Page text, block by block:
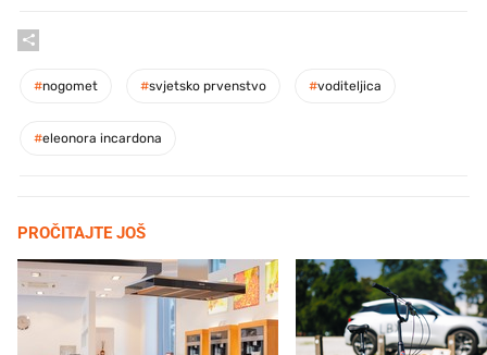
#nogomet #svjetsko prvenstvo #voditeljica
#eleonora incardona
PROČITAJTE JOŠ